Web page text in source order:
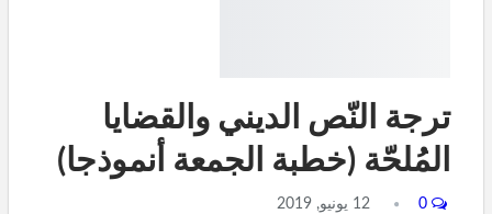
ترجة النّص الديني والقضايا
المُلحّة (خطبة الجمعة أنموذجا)
12 يونيو, 2019